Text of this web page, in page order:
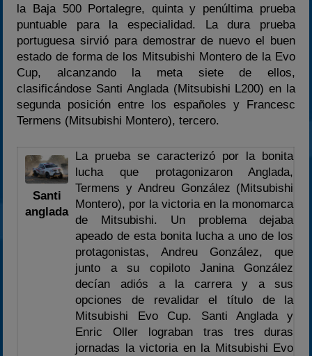
la Baja 500 Portalegre, quinta y penúltima prueba
puntuable para la especialidad. La dura prueba
portuguesa sirvió para demostrar de nuevo el buen
estado de forma de los Mitsubishi Montero de la Evo
Cup, alcanzando la meta siete de ellos,
clasificándose Santi Anglada (Mitsubishi L200) en la
segunda posición entre los españoles y Francesc
Termens (Mitsubishi Montero), tercero.
Santi
anglada
La prueba se caracterizó por la bonita
lucha que protagonizaron Anglada,
Termens y Andreu González (Mitsubishi
Montero), por la victoria en la monomarca
de Mitsubishi. Un problema dejaba
apeado de esta bonita lucha a uno de los
protagonistas, Andreu González, que
junto a su copiloto Janina González
decían adiós a la carrera y a sus
opciones de revalidar el título de la
Mitsubishi Evo Cup. Santi Anglada y
Enric Oller lograban tras tres duras
jornadas la victoria en la Mitsubishi Evo